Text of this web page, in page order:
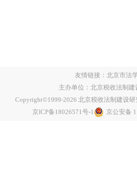
友情链接： 北京市法
主办单位：北京税收法制建
Copyright©1999-2026 北京税收法制建设研
京ICP备18026571号-1
京公安备